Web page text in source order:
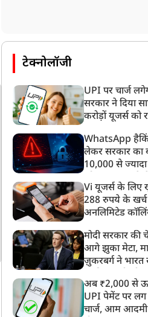
खेल
लवलीना बोरगोहेन ने रचा
इतिहास, कॉमनवेल्थ गेम्स
2026 में भारत का पहला
पदक पक्का
देश सेवा
था पैर,
गोल्ड,
बन गए
टेक्नोलॉजी
UPI पर चार्ज
सरकार ने दिया
करोड़ों यूजर्स को
WhatsApp
लेकर सरकार का
10,000 से ज्यादा
गया
Vi यूजर्स के लिए
288 रुपये के खर्च
अनलिमिटेड
मोदी सरकार की
आगे झुका मेटा,
ज़ुकरबर्ग ने भारत
अब ₹2,000 से
UPI पेमेंट पर
चार्ज, आम आदमी